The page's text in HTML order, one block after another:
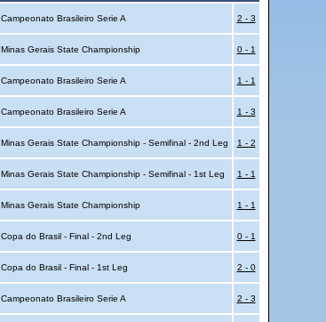
Campeonato Brasileiro Serie A 2 - 3
Minas Gerais State Championship 0 - 1
Campeonato Brasileiro Serie A 1 - 1
Campeonato Brasileiro Serie A 1 - 3
Minas Gerais State Championship - Semifinal - 2nd Leg 1 - 2
Minas Gerais State Championship - Semifinal - 1st Leg 1 - 1
Minas Gerais State Championship 1 - 1
Copa do Brasil - Final - 2nd Leg 0 - 1
Copa do Brasil - Final - 1st Leg 2 - 0
Campeonato Brasileiro Serie A 2 - 3